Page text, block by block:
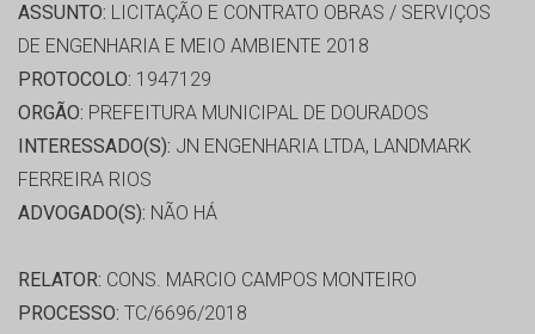
ASSUNTO: LICITAÇÃO E CONTRATO OBRAS / SERVIÇOS
DE ENGENHARIA E MEIO AMBIENTE 2018
PROTOCOLO: 1947129
ORGÃO: PREFEITURA MUNICIPAL DE DOURADOS
INTERESSADO(S): JN ENGENHARIA LTDA, LANDMARK
FERREIRA RIOS
ADVOGADO(S): NÃO HÁ
RELATOR: CONS. MARCIO CAMPOS MONTEIRO
PROCESSO: TC/6696/2018